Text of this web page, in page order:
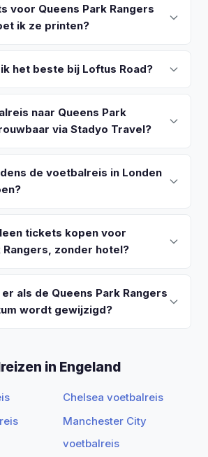
voor Queens Park Rangers
ik ze printen?
het beste bij Loftus Road?
naar Queens Park
via Stadyo Travel?
de voetbalreis in Londen
tickets kopen voor
Rangers, zonder hotel?
als de Queens Park Rangers
wordt gewijzigd?
in Engeland
Chelsea voetbalreis
Manchester City
voetbalreis